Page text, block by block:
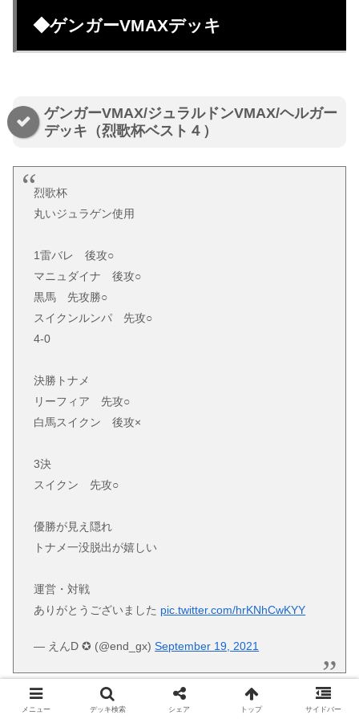
◆ゲンガーVMAXデッキ
ゲンガーVMAX/ジュラルドンVMAX/ヘルガー
デッキ（烈歌杯ベスト４）
烈歌杯
丸いジュラゲン使用
1雷バレ 後攻○
マニュダイナ 後攻○
黒馬 先攻勝○
スイクンルンパ 先攻○
4-0
決勝トナメ
リーフィア 先攻○
白馬スイクン 後攻×
3決
スイクン 先攻○
優勝が見え隠れ
トナメ一没脱出が嬉しい
運営・対戦
ありがとうございました pic.twitter.com/hrKNhCwKYY
— えんD ✪ (@end_gx)September 19, 2021
メニュー デッキ検索 シェア トップ サイドバー